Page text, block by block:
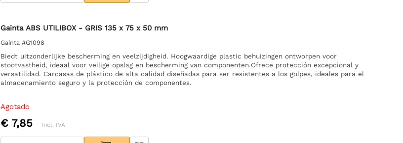
Gainta ABS UTILIBOX - GRIS 135 x 75 x 50 mm
Gainta #G1098
Biedt uitzonderlijke bescherming en veelzijdigheid. Hoogwaardige plastic behuizingen ontworpen voor
stootvastheid, ideaal voor veilige opslag en bescherming van componenten.Ofrece protección excepcional y
versatilidad. Carcasas de plástico de alta calidad diseñadas para ser resistentes a los golpes, ideales para el
almacenamiento seguro y la protección de componentes.
Agotado
€ 7,85 Incl. IVA